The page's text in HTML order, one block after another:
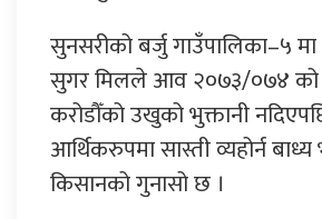
सुनसरीको बर्जु गाउँपालिका–५
सुगर मिलले आव २०७३/०७४
करोडौँको उखुको भुक्तानी
आर्थिकरुपमा सास्ती व्यहोर्न
किसानको गुनासो छ ।